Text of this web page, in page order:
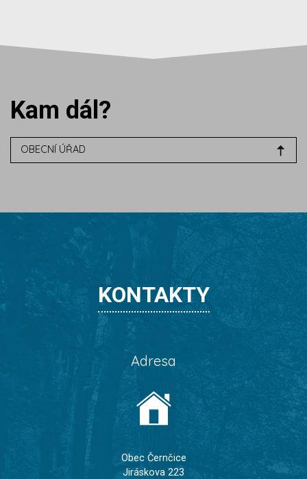
Kam dál?
OBECNÍ ÚŘAD
KONTAKTY
Adresa
Obec Černčice
Jiráskova 223